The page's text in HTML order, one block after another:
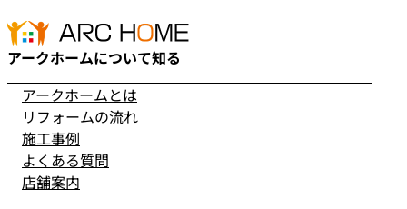
アークホームについて知る
アークホームとは
リフォームの流れ
施工事例
よくある質問
店舗案内